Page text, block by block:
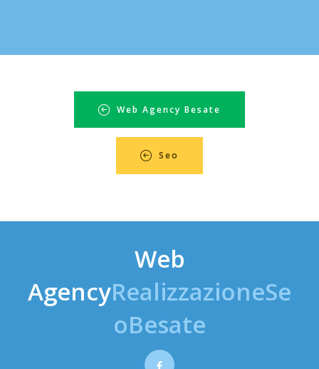
Web Agency Besate
Seo
Web
AgencyRealizzazioneSe
oBesate